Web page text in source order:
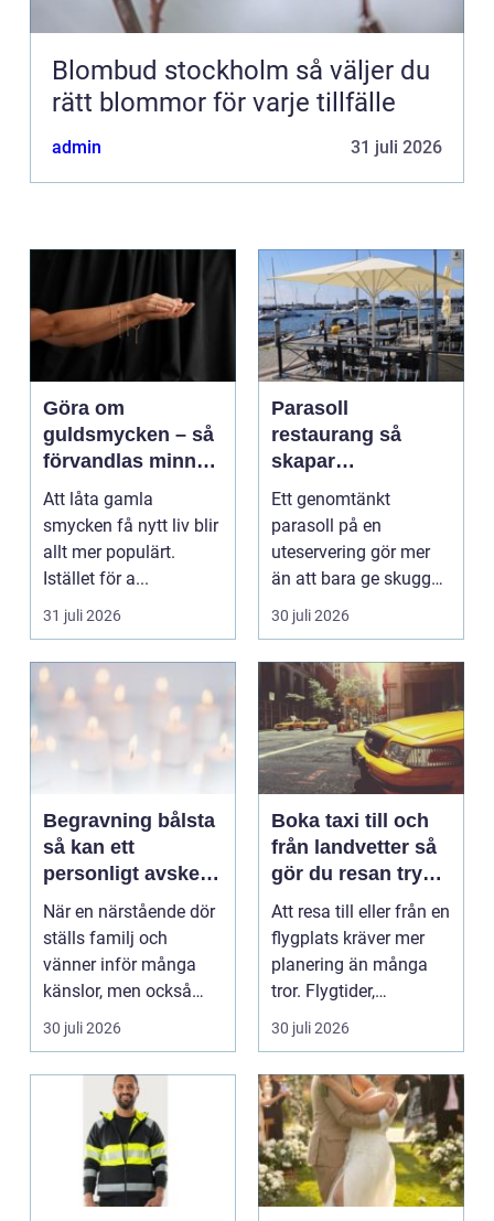
Blombud stockholm så väljer du
rätt blommor för varje tillfälle
admin 31 juli 2026
Göra om
guldsmycken – så
förvandlas minnen
till nya favoriter
Att låta gamla
smycken få nytt liv blir
allt mer populärt.
Istället för a...
31 juli 2026
Parasoll
restaurang så
skapar
uteserveringen rätt
känsla året runt
Ett genomtänkt
parasoll på en
uteservering gör mer
än att bara ge skugga.
Det påverkar hur länge
gäs...
30 juli 2026
Begravning bålsta
så kan ett
personligt avsked
formas
När en närstående dör
ställs familj och
vänner inför många
känslor, men också
praktiska beslut. En b...
30 juli 2026
Boka taxi till och
från landvetter så
gör du resan trygg
och smidig
Att resa till eller från en
flygplats kräver mer
planering än många
tror. Flygtider,
packning, säker...
30 juli 2026